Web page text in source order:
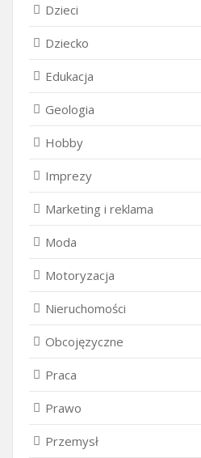
Dzieci
Dziecko
Edukacja
Geologia
Hobby
Imprezy
Marketing i reklama
Moda
Motoryzacja
Nieruchomości
Obcojęzyczne
Praca
Prawo
Przemysł